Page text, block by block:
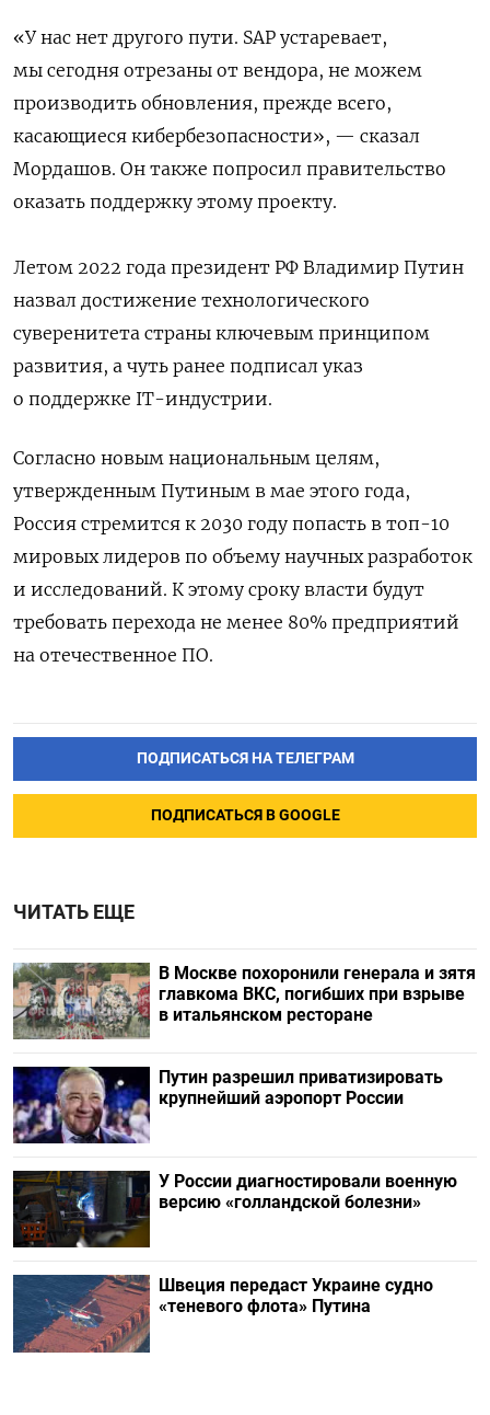
«У нас нет другого пути. SAP устаревает,
мы сегодня отрезаны от вендора, не можем
производить обновления, прежде всего,
касающиеся кибербезопасности», — сказал
Мордашов. Он также попросил правительство
оказать поддержку этому проекту.
Летом 2022 года президент РФ Владимир Путин
назвал достижение технологического
суверенитета страны ключевым принципом
развития, а чуть ранее подписал указ
о поддержке IT-индустрии.
Согласно новым национальным целям,
утвержденным Путиным в мае этого года,
Россия стремится к 2030 году попасть в топ-10
мировых лидеров по объему научных разработок
и исследований. К этому сроку власти будут
требовать перехода не менее 80% предприятий
на отечественное ПО.
ПОДПИСАТЬСЯ НА ТЕЛЕГРАМ
ПОДПИСАТЬСЯ В GOOGLE
ЧИТАТЬ ЕЩЕ
В Москве похоронили генерала и зятя
главкома ВКС, погибших при взрыве
в итальянском ресторане
Путин разрешил приватизировать
крупнейший аэропорт России
У России диагностировали военную
версию «голландской болезни»
Швеция передаст Украине судно
«теневого флота» Путина